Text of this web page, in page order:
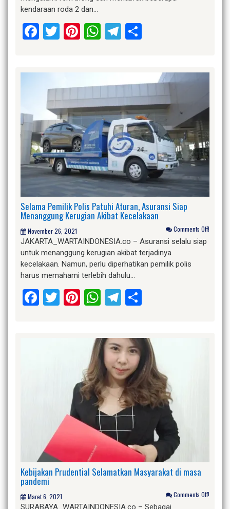
kendaraan roda 2 dan…
Facebook
Twitter
Pinterest
WhatsApp
Telegram
Selama Pemilik Polis Patuhi Aturan, Asuransi Siap
Menanggung Kerugian Akibat Kecelakaan
November 26, 2021 Comments Off!
JAKARTA_WARTAINDONESIA.co – Asuransi selalu siap
untuk menanggung kerugian akibat terjadinya
kecelakaan. Namun, perlu diperhatikan pemilik polis
harus memahami terlebih dahulu…
Facebook
Twitter
Pinterest
WhatsApp
Telegram
Kebijakan Prudential Selamatkan Masyarakat di masa
pandemi
Maret 6, 2021 Comments Off!